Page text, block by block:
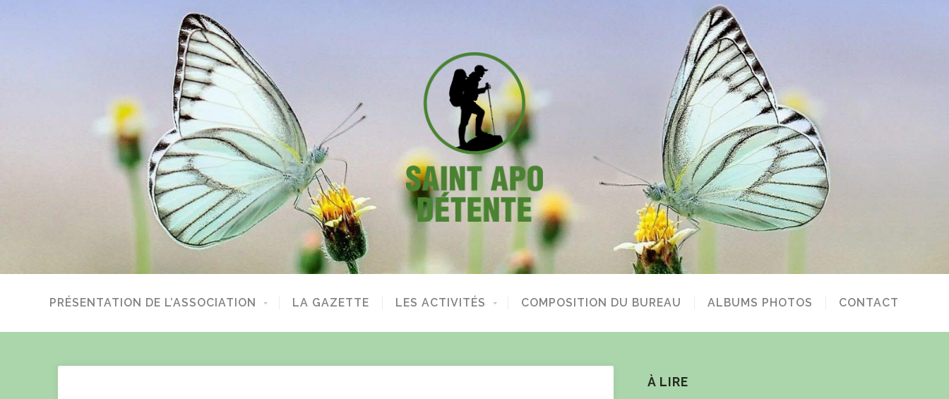
PRÉSENTATION DE L’ASSOCIATION LA GAZETTE LES ACTIVITÉS COMPOSITION DU BUREAU ALBUMS PHOTOS CONTACT
À LIRE